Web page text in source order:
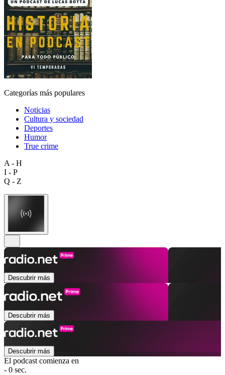
Categorías más populares
Noticias
Cultura y sociedad
Deportes
Humor
True crime
A - H
I - P
Q - Z
Descubrir más
Descubrir más
Descubrir más
El podcast comienza en
- 0 sec.